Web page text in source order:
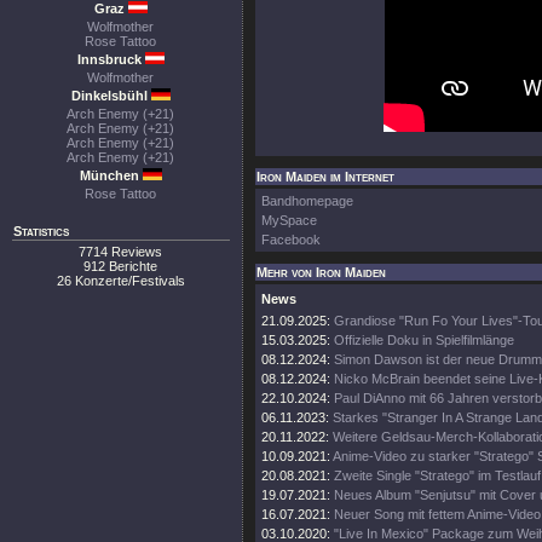
Graz
Wolfmother
Rose Tattoo
Innsbruck
Wolfmother
Dinkelsbühl
Arch Enemy (+21)
Arch Enemy (+21)
Arch Enemy (+21)
Arch Enemy (+21)
München
Rose Tattoo
Statistics
7714 Reviews
912 Berichte
26 Konzerte/Festivals
Iron Maiden im Internet
Bandhomepage
MySpace
Facebook
Mehr von Iron Maiden
News
21.09.2025: Grandiose "Run Fo Your Lives"-
15.03.2025: Offizielle Doku in Spielfilmlänge
08.12.2024: Simon Dawson ist der neue
08.12.2024: Nicko McBrain beendet seine Live-
22.10.2024: Paul DiAnno mit 66 Jahren
06.11.2023: Starkes "Stranger In A Strange
20.11.2022: Weitere Geldsau-Merch-
10.09.2021: Anime-Video zu starker "Stratego"
20.08.2021: Zweite Single "Stratego" im Testlauf
19.07.2021: Neues Album "Senjutsu" mit Cover
16.07.2021: Neuer Song mit fettem Anime-Video
03.10.2020: "Live In Mexico" Package zum